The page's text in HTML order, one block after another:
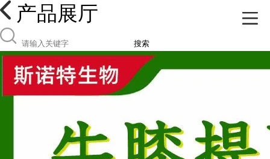
产品展厅
搜索